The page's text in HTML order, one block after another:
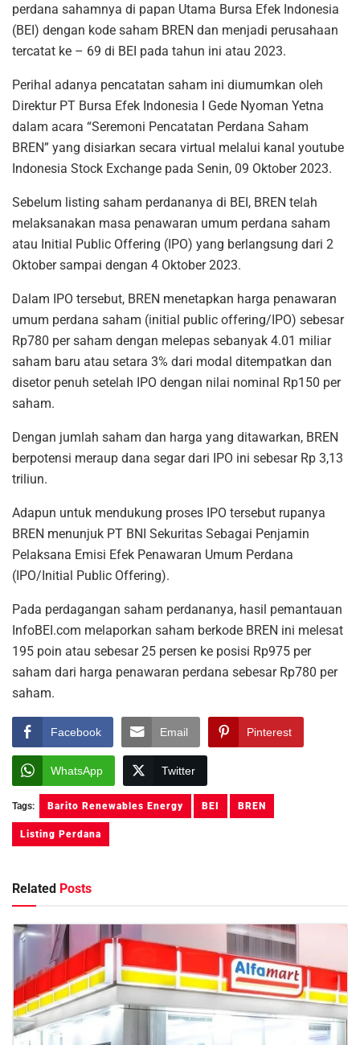
perdana sahamnya di papan Utama Bursa Efek Indonesia
(BEI) dengan kode saham BREN dan menjadi perusahaan
tercatat ke – 69 di BEI pada tahun ini atau 2023.
Perihal adanya pencatatan saham ini diumumkan oleh
Direktur PT Bursa Efek Indonesia I Gede Nyoman Yetna
dalam acara “Seremoni Pencatatan Perdana Saham
BREN” yang disiarkan secara virtual melalui kanal youtube
Indonesia Stock Exchange pada Senin, 09 Oktober 2023.
Sebelum listing saham perdananya di BEI, BREN telah
melaksanakan masa penawaran umum perdana saham
atau Initial Public Offering (IPO) yang berlangsung dari 2
Oktober sampai dengan 4 Oktober 2023.
Dalam IPO tersebut, BREN menetapkan harga penawaran
umum perdana saham (initial public offering/IPO) sebesar
Rp780 per saham dengan melepas sebanyak 4.01 miliar
saham baru atau setara 3% dari modal ditempatkan dan
disetor penuh setelah IPO dengan nilai nominal Rp150 per
saham.
Dengan jumlah saham dan harga yang ditawarkan, BREN
berpotensi meraup dana segar dari IPO ini sebesar Rp 3,13
triliun.
Adapun untuk mendukung proses IPO tersebut rupanya
BREN menunjuk PT BNI Sekuritas Sebagai Penjamin
Pelaksana Emisi Efek Penawaran Umum Perdana
(IPO/Initial Public Offering).
Pada perdagangan saham perdananya, hasil pemantauan
InfoBEI.com melaporkan saham berkode BREN ini melesat
195 poin atau sebesar 25 persen ke posisi Rp975 per
saham dari harga penawaran perdana sebesar Rp780 per
saham.
Facebook Email Pinterest
WhatsApp Twitter
Tags: Barito Renewables Energy BEI BREN
Listing Perdana
Related Posts